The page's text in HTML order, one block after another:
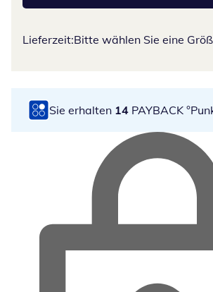
Lieferzeit:Bitte wählen Sie eine
Sie erhalten 14 PAYBACK